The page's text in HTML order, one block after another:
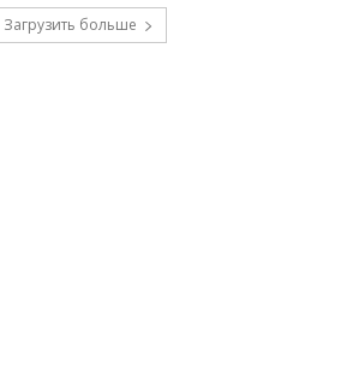
Загрузить больше